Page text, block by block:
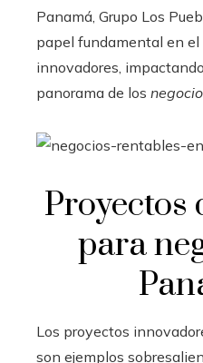
Panamá, Grupo Los
papel fundamental en
innovadores,
panorama de los
Proyectos
para
Los proyectos
son ejemplos